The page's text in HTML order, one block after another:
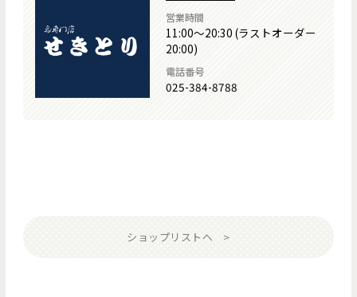
営業時間
11:00～20:30 (ラストオーダー
20:00)
電話番号
025-384-8788
ショップリストへ